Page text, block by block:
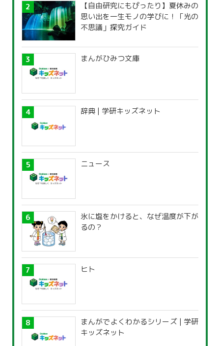
【自由研究にもぴったり】夏休みの
思い出を一生モノの学びに！「光の
不思議」探究ガイド
まんがひみつ文庫
辞典 | 学研キッズネット
ニュース
氷に塩をかけると、なぜ温度が下が
るの？
ヒト
まんがでよくわかるシリーズ | 学研
キッズネット